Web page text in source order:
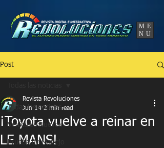
ME
NU
Post
Todas las noticias
Vehículos Nuevos
Prueba de Manejo
¡Toyota vuelve a reinar en
LE MANS!
Revista Revoluciones
Jun 14 2 min read